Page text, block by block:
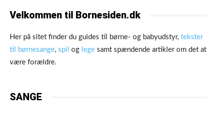
Velkommen til Bornesiden.dk
Her på sitet finder du guides til børne- og babyudstyr, tekster
til børnesange, spil og lege samt spændende artikler om det at
være forældre.
SANGE